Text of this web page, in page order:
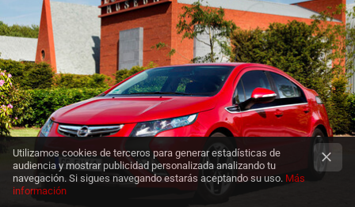
Utilizamos cookies de terceros para generar estadísticas de
audiencia y mostrar publicidad personalizada analizando tu
navegación. Si sigues navegando estarás aceptando su uso. Más
información